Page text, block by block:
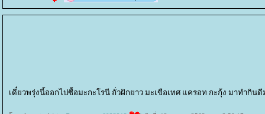
เดี๋ยวพรุ่งนี้ออกไปซื้อมะกะโรนี ถั่วฝักยาว มะเขือเทศ แครอท กะกุ้ง มาทำกิน